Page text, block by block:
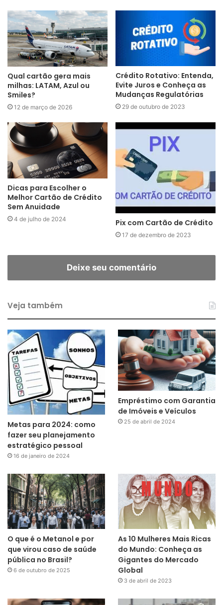
Qual cartão gera mais
milhas: LATAM, Azul ou
Smiles?
12 de março de 2026
Crédito Rotativo: Entenda,
Evite Juros e Conheça as
Mudanças Regulatórias
29 de outubro de 2023
Dicas para Escolher o
Melhor Cartão de Crédito
Sem Anuidade
4 de julho de 2024 Pix com Cartão de Crédito
17 de dezembro de 2023
Deixe seu comentário
Veja também
Metas para 2024: como
fazer seu planejamento
estratégico pessoal
16 de janeiro de 2024
Empréstimo com Garantia
de Imóveis e Veículos
25 de abril de 2024
O que é o Metanol e por
que virou caso de saúde
pública no Brasil?
6 de outubro de 2025
As 10 Mulheres Mais Ricas
do Mundo: Conheça as
Gigantes do Mercado
Global
3 de abril de 2023